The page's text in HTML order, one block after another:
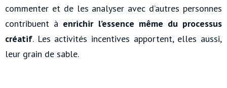
commenter et de les analyser avec d’autres personnes
contribuent à enrichir l’essence même du processus
créatif. Les activités incentives apportent, elles aussi,
leur grain de sable.